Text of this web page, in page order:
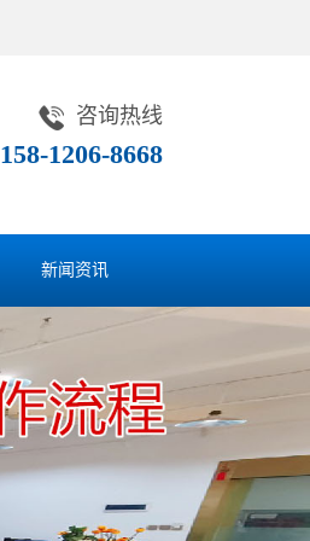
咨询热线
158-1206-8668
新闻资讯